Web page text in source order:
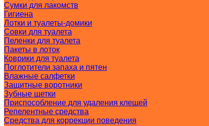
Сумки для лакомств
Гигиена
Лотки и туалеты-домики
Совки для туалета
Пеленки для туалета
Пакеты в лоток
Коврики для туалета
Поглотители запаха и пятен
Влажные салфетки
Защитные воротники
Зубные щетки
Приспособление для удаления клещей
Репелентные средства
Средства для коррекции поведения